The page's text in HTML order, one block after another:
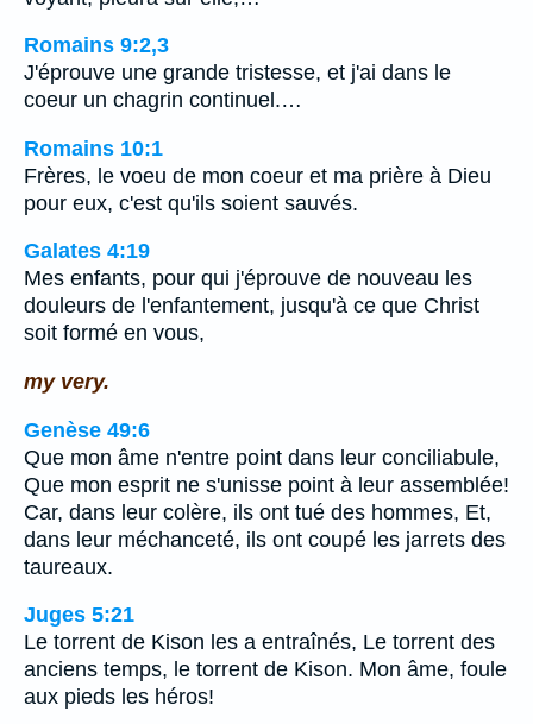
Romains 9:2,3
J'éprouve une grande tristesse, et j'ai dans le
coeur un chagrin continuel.…
Romains 10:1
Frères, le voeu de mon coeur et ma prière à Dieu
pour eux, c'est qu'ils soient sauvés.
Galates 4:19
Mes enfants, pour qui j'éprouve de nouveau les
douleurs de l'enfantement, jusqu'à ce que Christ
soit formé en vous,
my very.
Genèse 49:6
Que mon âme n'entre point dans leur conciliabule,
Que mon esprit ne s'unisse point à leur assemblée!
Car, dans leur colère, ils ont tué des hommes, Et,
dans leur méchanceté, ils ont coupé les jarrets des
taureaux.
Juges 5:21
Le torrent de Kison les a entraînés, Le torrent des
anciens temps, le torrent de Kison. Mon âme, foule
aux pieds les héros!